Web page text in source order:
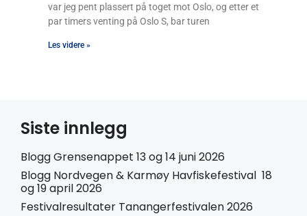
var jeg pent plassert på toget mot Oslo, og etter et
par timers venting på Oslo S, bar turen
Les videre »
Siste innlegg
Blogg Grensenappet 13 og 14 juni 2026
Blogg Nordvegen & Karmøy Havfiskefestival 18
og 19 april 2026
Festivalresultater Tanangerfestivalen 2026